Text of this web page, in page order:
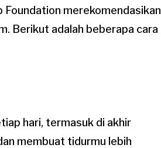
merekomendasikan
Berikut adalah beberapa cara
hari, termasuk di akhir
membuat tidurmu lebih